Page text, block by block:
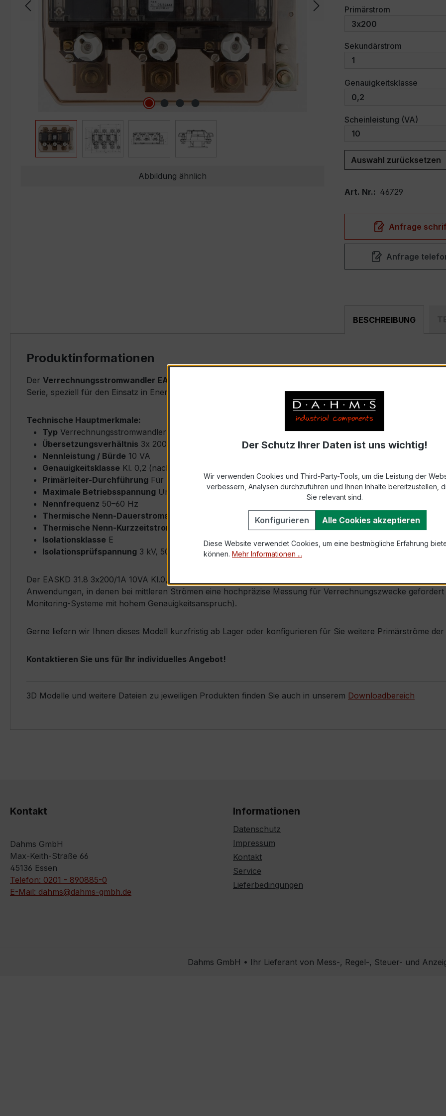
Abbildung ähnlich
Primärstrom
Sekundärstrom
Genauigkeitsklasse
Scheinleistung (VA)
Auswahl zurücksetzen
Art. Nr.: 46729
Anfrage
Anfrage
BESCHREIBUNG
Produktinformationen
Der Verrechnungsstromwandler EASKD 31.8 3x200/1A 10VA Kl.0,2
ist ein kompakter, hochpräziser
Serie, speziell für den Einsatz in Energieverteilung, Schaltanlagen, Zählerfeldern und industriellen Mess- und
Technische Hauptmerkmale:
Typ Verrechnungsstromwandler (Window-Type) – EASKD 31.8
Übersetzungsverhältnis 3x 200/1 A (Primärnennstrom 200 A pro Phase, Sekundärnennstrom 1 A)
Nennleistung / Bürde 10 VA
Genauigkeitsklasse Kl. 0,2 (nach IEC/EN 61869-2 bzw. DIN EN 61869-2)
Primärleiter-Durchführung Für Rundleiter bis max. Ø 31,8 mm (Kabeldurchführung)
Maximale Betriebsspannung Um ≤ 0,72 kV
Nennfrequenz 50–60 Hz
Thermische Nenn-Dauerstromstärke
Icth = 1,0 × Ipr (Dauerstrom 1 × Primärnennstrom)
Thermische Nenn-Kurzzeitstromstärke
Ith = 100 × Ipr, 1 s
Isolationsklasse E
Isolationsprüfspannung 3 kV, 50 Hz, 1 min
Der EASKD 31.8 3x200/1A 10VA Kl.0,2 zeichnet sich durch seine sehr kompakte Bauform, hohe
Anwendungen, in denen bei mittleren Strömen eine hochpräzise Messung für Verrechnungszwecke
Monitoring-Systeme mit hohem Genauigkeitsanspruch).
Gerne liefern wir Ihnen dieses Modell kurzfristig ab Lager oder konfigurieren für Sie weitere Primärströme der
Kontaktieren Sie uns für Ihr individuelles Angebot!
3D Modelle und weitere Dateien zu jeweiligen Produkten finden Sie auch in unserem Downloadbereich
Kontakt
Dahms GmbH
Max-Keith-Straße 66
45136 Essen
Telefon: 0201 - 890885-0
E-Mail: dahms@dahms-gmbh.de
Informationen
Datenschutz
Impressum
Kontakt
Service
Lieferbedingungen
Dahms GmbH • Ihr Lieferant von Mess-, Regel-, Steuer- und
Der Schutz Ihrer Daten ist uns wichtig!
Wir verwenden Cookies und Third-Party-Tools, um die Leistung der
verbessern, Analysen durchzuführen und Ihnen Inhalte bereitzustellen,
Sie relevant sind.
Konfigurieren Alle Cookies akzeptieren
Diese Website verwendet Cookies, um eine bestmögliche Erfahrung
können. Mehr Informationen ...